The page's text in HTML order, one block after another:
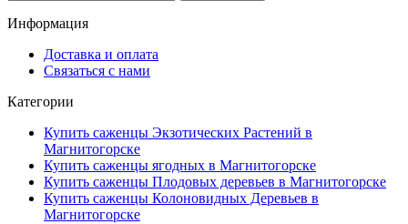
Информация
Доставка и оплата
Связаться с нами
Категории
Купить саженцы Экзотических Растений в
Магнитогорске
Купить саженцы ягодных в Магнитогорске
Купить саженцы Плодовых деревьев в Магнитогорске
Купить саженцы Колоновидных Деревьев в
Магнитогорске